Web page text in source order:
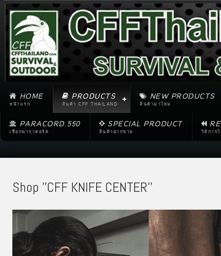
HOME
หน้าแรก
PRODUCTS
สินค้า CFF THAILAND
NEW PRODUCTS
สินค้ามาใหม่
PARACORD 550
เชือกพาราคอร์ด
SPECIAL PRODUCT
สินค้าฝากขาย วิธีการ
Shop ''CFF KNIFE CENTER''